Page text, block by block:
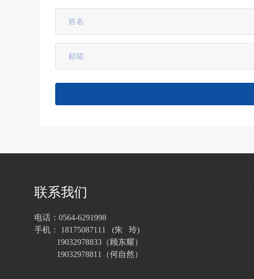
联系我们
电话：0564-6291998
手机： 18175087111 (朱 玲)
19032978833（顾东耀）
19032978811（何自然）